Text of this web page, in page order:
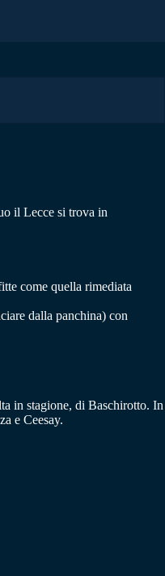
il Lecce si trova in
come quella rimediata
dalla panchina) con
in stagione, di Baschirotto. In
e Ceesay.